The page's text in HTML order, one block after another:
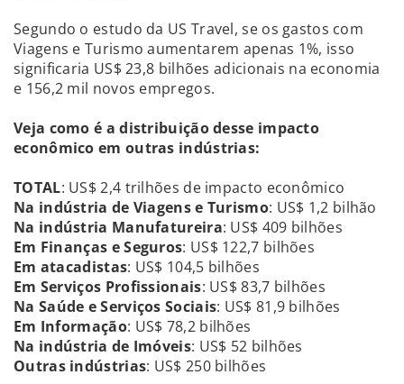
Segundo o estudo da US Travel, se os gastos com
Viagens e Turismo aumentarem apenas 1%, isso
significaria US$ 23,8 bilhões adicionais na economia
e 156,2 mil novos empregos.
Veja como é a distribuição desse impacto
econômico em outras indústrias:
TOTAL: US$ 2,4 trilhões de impacto econômico
Na indústria de Viagens e Turismo: US$ 1,2 bilhão
Na indústria Manufatureira: US$ 409 bilhões
Em Finanças e Seguros: US$ 122,7 bilhões
Em atacadistas: US$ 104,5 bilhões
Em Serviços Profissionais: US$ 83,7 bilhões
Na Saúde e Serviços Sociais: US$ 81,9 bilhões
Em Informação: US$ 78,2 bilhões
Na indústria de Imóveis: US$ 52 bilhões
Outras indústrias: US$ 250 bilhões